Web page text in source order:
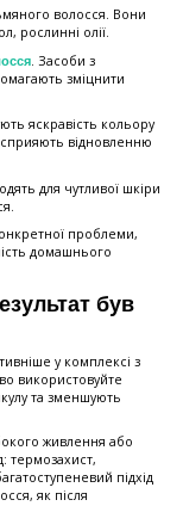
волосся. Вони
рослинні олії.
. Засоби з
зміцнити
яскравість кольору
відновленню
для чутливої шкіри
проблеми,
домашнього
був
у комплексі з
використовуйте
та зменшують
живлення або
термозахист,
підхід
як після